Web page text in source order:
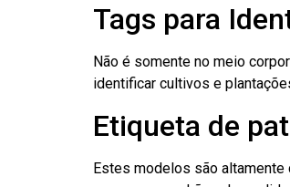
Tags para
Não é somente no meio
identificar cultivos e
Etiqueta de
Estes modelos são